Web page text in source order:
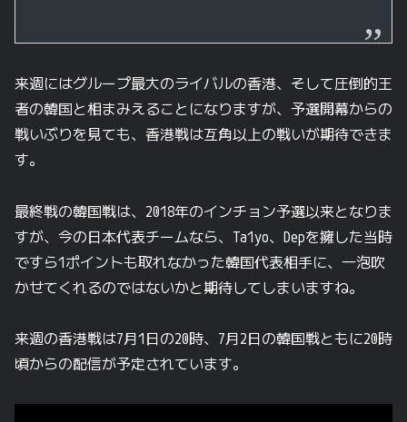
来週にはグループ最大のライバルの香港、そして圧倒的王
者の韓国と相まみえることになりますが、予選開幕からの
戦いぶりを見ても、香港戦は互角以上の戦いが期待できま
す。
最終戦の韓国戦は、2018年のインチョン予選以来となりま
すが、今の日本代表チームなら、Ta1yo、Depを擁した当時
ですら1ポイントも取れなかった韓国代表相手に、一泡吹
かせてくれるのではないかと期待してしまいますね。
来週の香港戦は7月1日の20時、7月2日の韓国戦ともに20時
頃からの配信が予定されています。